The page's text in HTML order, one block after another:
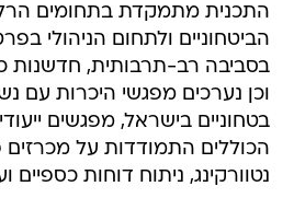
התכנית מתמקדת בתחומים
הביטחוניים ולתחום הניהולי
בסביבה רב-תרבותית, חדשנות
וכן נערכים מפגשי היכרות עם
בטחוניים בישראל, מפגשים
הכוללים התמודדות על מכרזים
נטוורקינג, ניתוח דוחות כספיים